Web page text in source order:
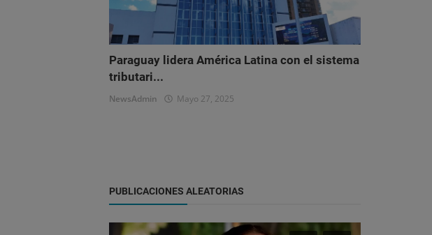
Paraguay lidera América Latina con el sistema
tributari...
NewsAdmin Mayo 27, 2025
PUBLICACIONES ALEATORIAS